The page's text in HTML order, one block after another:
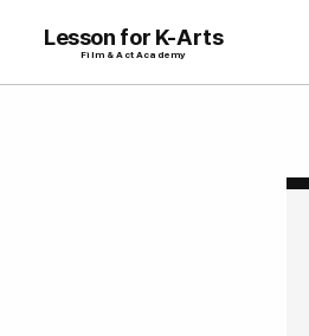
Lesson for K-Arts
Film & Act Academy